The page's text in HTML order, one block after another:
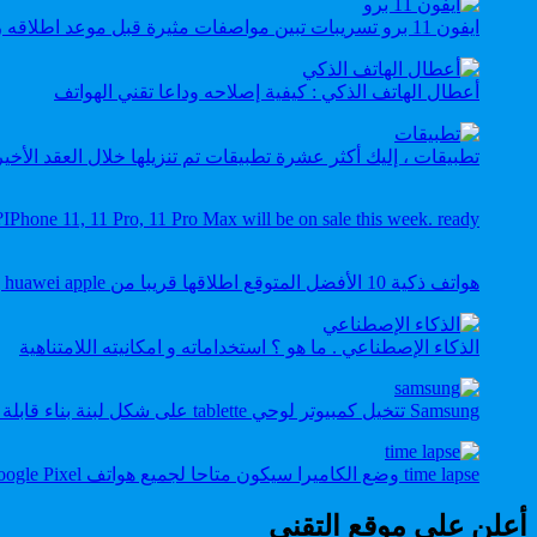
ايفون 11 برو تسريبات تبين مواصفات مثيرة قبل موعد اطلاقه رسميا
أعطال الهاتف الذكي : كيفية إصلاحه وداعا تقني الهواتف
تطبيقات ، إليك أكثر عشرة تطبيقات تم تنزيلها خلال العقد
IPhone 11, 11 Pro, 11 Pro Max will be on sale this week. ready?
هواتف ذكية 10 الأفضل المتوقع اطلاقها قريبا من samsung huawei apple …
الذكاء الإصطناعي . ما هو ؟ استخداماته و امكانيته اللامتناهية
Samsung تتخيل كمبيوتر لوحي tablette على شكل لبنة بناء قابلة للطي
time lapse وضع الكاميرا سيكون متاحا لجميع هواتف Google Pixel
أعلن على موقع التقني